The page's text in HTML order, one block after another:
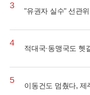
3
"유권자 실수" 선관
4
적대국·동맹국도 헷
5
이동건도 멈췄다, 제